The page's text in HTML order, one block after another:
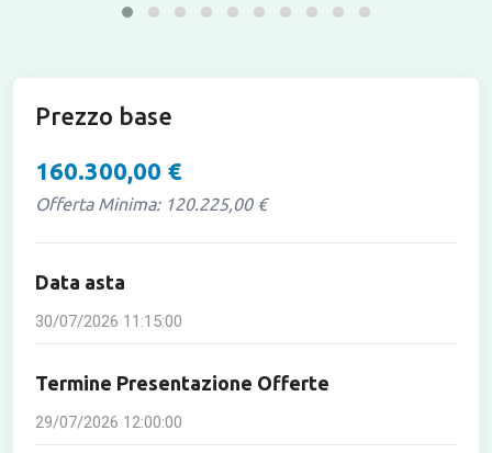
Prezzo base
160.300,00 €
Offerta Minima: 120.225,00 €
Data asta
30/07/2026 11:15:00
Termine Presentazione Offerte
29/07/2026 12:00:00